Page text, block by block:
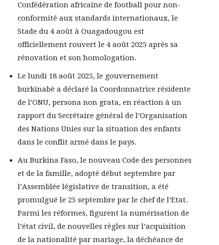
Confédération africaine de football pour non-
conformité aux standards internationaux, le
Stade du 4 août à Ouagadougou est
officiellement rouvert le 4 août 2025 après sa
rénovation et son homologation.
Le lundi 18 août 2025, le gouvernement
burkinabè a déclaré la Coordonnatrice résidente
de l’ONU, persona non grata, en réaction à un
rapport du Secrétaire général de l’Organisation
des Nations Unies sur la situation des enfants
dans le conflit armé dans le pays.
Au Burkina Faso, le nouveau Code des personnes
et de la famille, adopté début septembre par
l’Assemblée législative de transition, a été
promulgué le 25 septembre par le chef de l’Etat.
Parmi les réformes, figurent la numérisation de
l’état civil, de nouvelles règles sur l’acquisition
de la nationalité par mariage, la déchéance de